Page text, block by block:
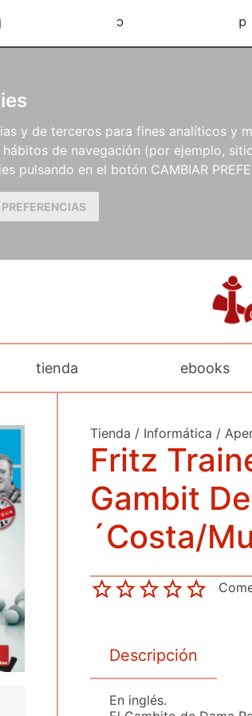
y de terceros para fines analíticos y
de navegación (por ejemplo,
pulsando en el botón CAMBIAR
c d
tienda ebooks
Tienda / Informática /
Fritz
Gambit
´Costa/
Descripción
En inglés.